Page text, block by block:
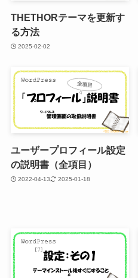
THETHORテーマを更新す
る方法
2025-02-02
ユーザープロフィール設定
の説明書（全項目）
2022-04-13 2025-01-18